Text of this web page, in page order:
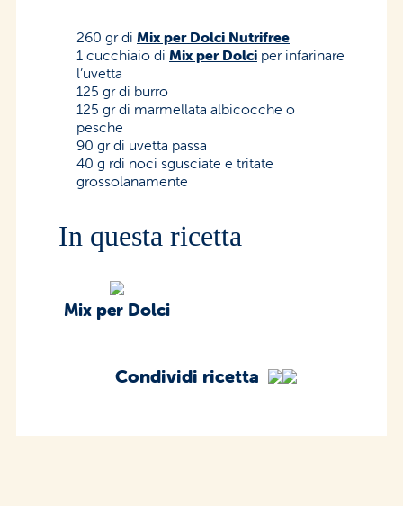
260 gr di Mix per Dolci Nutrifree
1 cucchiaio di Mix per Dolci per infarinare
l’uvetta
125 gr di burro
125 gr di marmellata albicocche o
pesche
90 gr di uvetta passa
40 g rdi noci sgusciate e tritate
grossolanamente
In questa ricetta
Mix per Dolci
Condividi ricetta